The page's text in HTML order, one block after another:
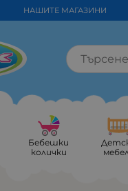
НАШИТЕ МАГАЗИНИ
Бебешки
колички